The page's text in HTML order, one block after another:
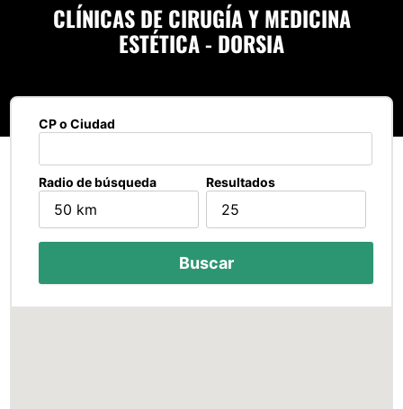
CLÍNICAS DE CIRUGÍA Y MEDICINA
ESTÉTICA - DORSIA
CP o Ciudad
Radio de búsqueda Resultados